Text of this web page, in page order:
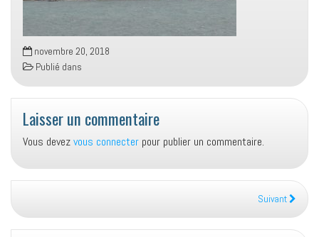
novembre 20, 2018
Publié dans
Laisser un commentaire
Vous devezvous connecter pour publier un commentaire.
Suivant